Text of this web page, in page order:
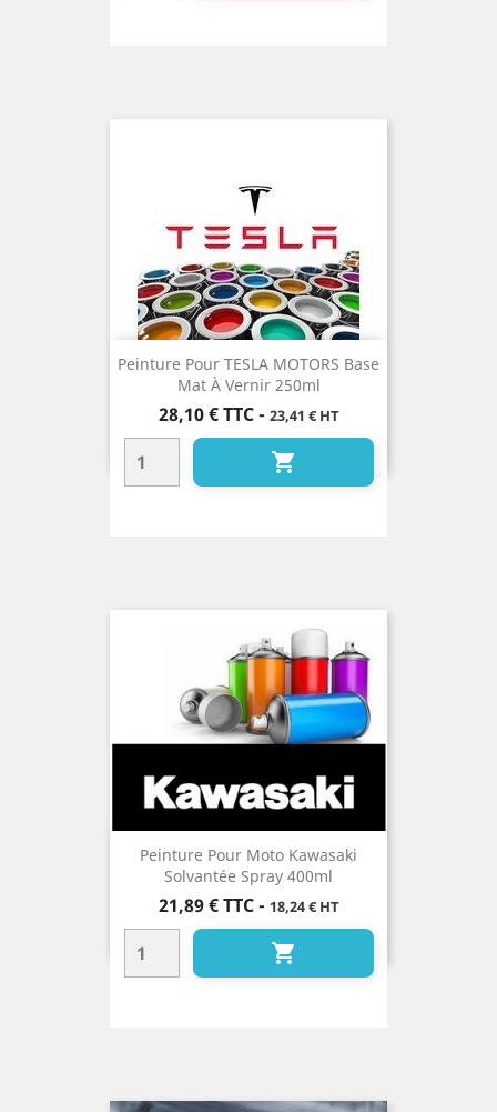
Peinture Pour TESLA MOTORS Base
Mat À Vernir 250ml
Prix
28,10 € TTC- 23,41 € HT

Peinture Pour Moto Kawasaki
Solvantée Spray 400ml
Prix
21,89 € TTC- 18,24 € HT
